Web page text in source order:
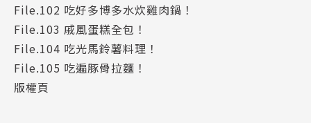
File.102 吃好多博多水炊雞肉鍋！
File.103 戚風蛋糕全包！
File.104 吃光馬鈴薯料理！
File.105 吃遍豚骨拉麵！
版權頁